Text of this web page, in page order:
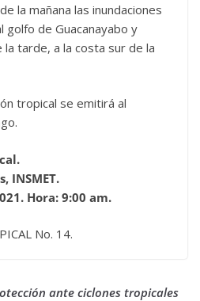
la mañana las inundaciones
golfo de Guacanayabo y
tarde, a la costa sur de la
tropical se emitirá al
INSMET.
Hora: 9:00 am.
No. 14.
ante ciclones tropicales